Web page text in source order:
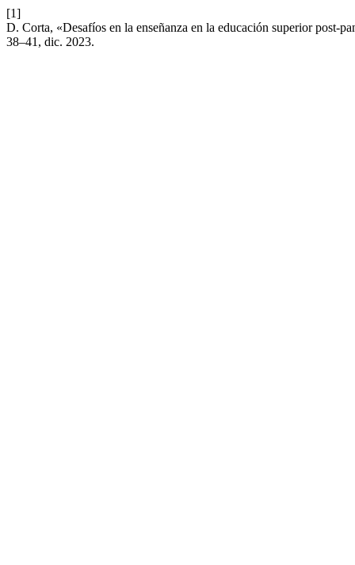
[1]
D. Corta, «Desafíos en la enseñanza en la educación superior post-
38–41, dic. 2023.